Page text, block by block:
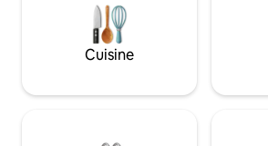
d'un parking privé. Le bâtiment dispose
d'une vidéosurveillance 24h/24 et 7j/7 et
d'ascenseurs rapides. À seulement
1,6 mile d'Ajman Beach, 6,7 miles de
Sharjah.
Cuisine